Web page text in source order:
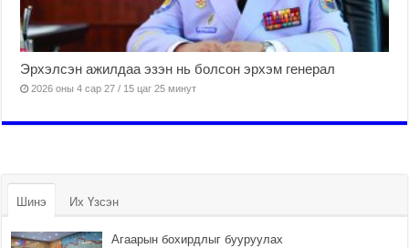
Эрхэлсэн ажилдаа эзэн нь болсон эрхэм генерал
2026 оны 4 сар 27 / 15 цаг 25 минут
Шинэ Их Үзсэн
Агаарын бохирдлыг бууруулах